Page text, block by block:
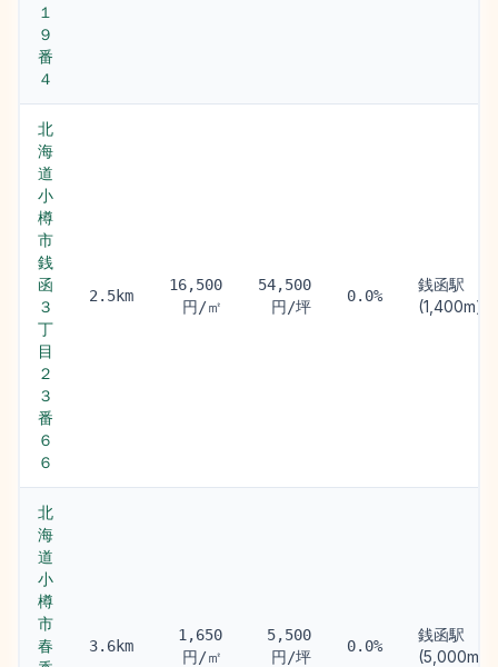
１
９
番
４
北
海
道
小
樽
市
銭
函
３
丁
目
２
３
番
６
６
2.5km
16,500
円/㎡
54,500
円/坪
0.0%
銭函駅
(1,400m)
北
海
道
小
樽
市
春
3.6km
1,650
円/㎡
5,500
円/坪
0.0%
銭函駅
(5,000m)